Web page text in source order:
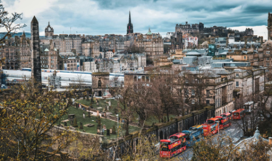
Account Lingua
English (GB)
English (US)
Chinese
Seleziona un paese
Seleziona una città
Seleziona una residenza
Accedi
Prenota ora
Italian French
Portuguese